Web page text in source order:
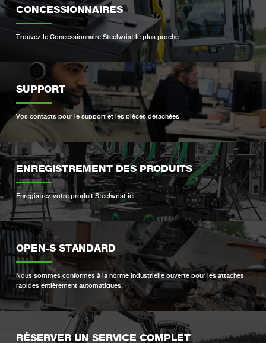
CONCESSIONNAIRES
Trouvez le Concessionnaire Steelwrist le plus proche
SUPPORT
Vos contacts pour le support et les pièces détachées
ENREGISTREMENT DES PRODUITS
Enregistrez votre produit Steelwrist ici
OPEN-S STANDARD
Nous sommes conformes à la norme industrielle ouverte pour les attaches
rapides entièrement automatiques.
RÉSERVER UN SERVICE COMPLET